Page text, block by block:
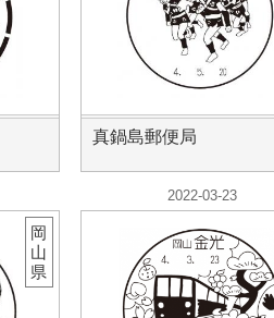
真鍋島郵便局
岡
山
県
2022-03-23